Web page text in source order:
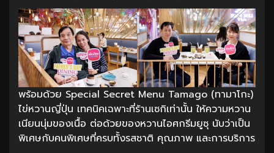
พร้อมด้วย Special Secret Menu Tamago (ทามาโกะ)
ไข่หวานญี่ปุ่น เทคนิคเฉพาะที่ร้านเซกิเท่านั้น ให้ความหวาน
เนียนนุ่มของเนื้อ ต่อด้วยของหวานไอศกรีมยูซุ นับว่าเป็น
พิเศษกับคนพิเศษที่ครบทั้งรสชาติ คุณภาพ และการบริการ